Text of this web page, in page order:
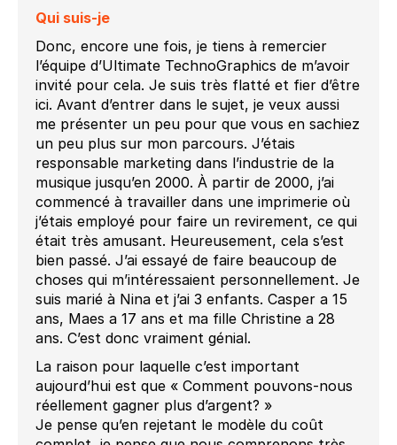
Qui suis-je
Donc, encore une fois, je tiens à remercier
l’équipe d’Ultimate TechnoGraphics de m’avoir
invité pour cela. Je suis très flatté et fier d’être
ici. Avant d’entrer dans le sujet, je veux aussi
me présenter un peu pour que vous en sachiez
un peu plus sur mon parcours. J’étais
responsable marketing dans l’industrie de la
musique jusqu’en 2000. À partir de 2000, j’ai
commencé à travailler dans une imprimerie où
j’étais employé pour faire un revirement, ce qui
était très amusant. Heureusement, cela s’est
bien passé. J’ai essayé de faire beaucoup de
choses qui m’intéressaient personnellement. Je
suis marié à Nina et j’ai 3 enfants. Casper a 15
ans, Maes a 17 ans et ma fille Christine a 28
ans. C’est donc vraiment génial.
La raison pour laquelle c’est important
aujourd’hui est que « Comment pouvons-nous
réellement gagner plus d’argent? »
Je pense qu’en rejetant le modèle du coût